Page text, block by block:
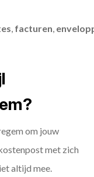
, facturen,
om jouw
met zich
altijd mee.